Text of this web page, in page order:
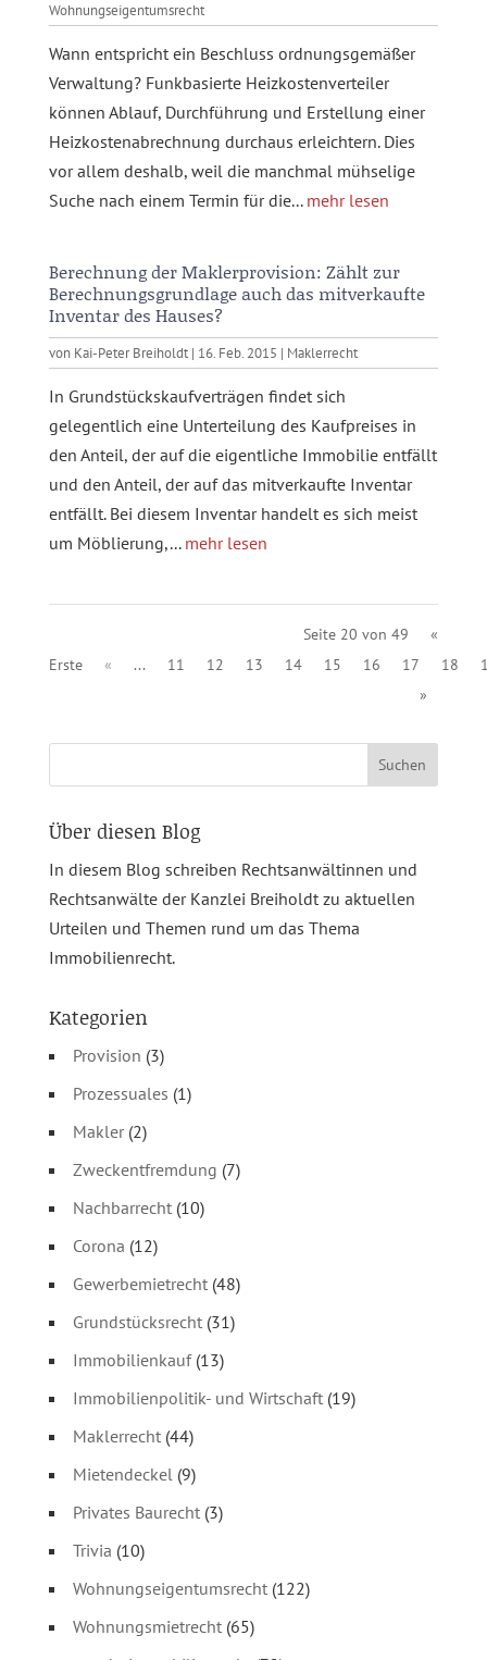
Wohnungseigentumsrecht
Wann entspricht ein Beschluss ordnungsgemäßer
Verwaltung? Funkbasierte Heizkostenverteiler
können Ablauf, Durchführung und Erstellung einer
Heizkostenabrechnung durchaus erleichtern. Dies
vor allem deshalb, weil die manchmal mühselige
Suche nach einem Termin für die... mehr lesen
Berechnung der Maklerprovision: Zählt zur
Berechnungsgrundlage auch das mitverkaufte
Inventar des Hauses?
von Kai-Peter Breiholdt| 16. Feb. 2015 | Maklerrecht
In Grundstückskaufverträgen findet sich
gelegentlich eine Unterteilung des Kaufpreises in
den Anteil, der auf die eigentliche Immobilie entfällt
und den Anteil, der auf das mitverkaufte Inventar
entfällt. Bei diesem Inventar handelt es sich meist
um Möblierung,... mehr lesen
Seite 20 von 49
«
Erste
« ... 11 12 13 14 15 16 17 18
»
Über diesen Blog
In diesem Blog schreiben Rechtsanwältinnen und
Rechtsanwälte der Kanzlei Breiholdt zu aktuellen
Urteilen und Themen rund um das Thema
Immobilienrecht.
Kategorien
Provision (3)
Prozessuales (1)
Makler(2)
Zweckentfremdung (7)
Nachbarrecht(10)
Corona (12)
Gewerbemietrecht(48)
Grundstücksrecht(31)
Immobilienkauf(13)
Immobilienpolitik- und Wirtschaft(19)
Maklerrecht(44)
Mietendeckel(9)
Privates Baurecht(3)
Trivia (10)
Wohnungseigentumsrecht(122)
Wohnungsmietrecht(65)